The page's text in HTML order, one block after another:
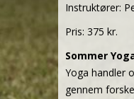
Instruktører:
Pris: 375 kr.
Sommer
Yoga handler
gennem